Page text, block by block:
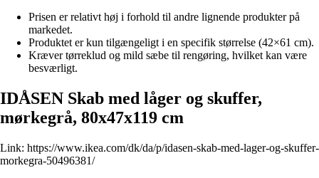
Prisen er relativt høj i forhold til andre lignende produkter på
markedet.
Produktet er kun tilgængeligt i en specifik størrelse (42×61 cm).
Kræver tørreklud og mild sæbe til rengøring, hvilket kan være
besværligt.
IDÅSEN Skab med låger og skuffer,
mørkegrå, 80x47x119 cm
Link: https://www.ikea.com/dk/da/p/idasen-skab-med-lager-og-skuffer-
morkegra-50496381/